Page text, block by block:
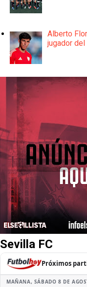
Alberto
jugador del
Sevilla FC